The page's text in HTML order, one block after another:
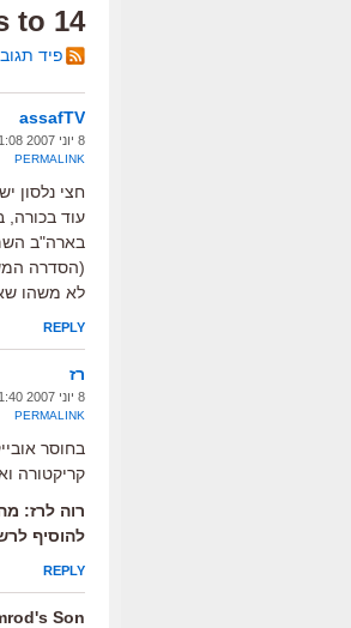
14 Responses to “לו"ז לחופש הגדול”
פיד
assafTV
8 יוני 2007 at 11:08
PERMALINK
חצי נלסון ישודר
בארה"ב
(הסדרה
לא משהו
REPLY
רז
8 יוני 2007 at 11:40
PERMALINK
בחוסר
קריקטורה
רוה לרז:
להוסיף
REPLY
Son